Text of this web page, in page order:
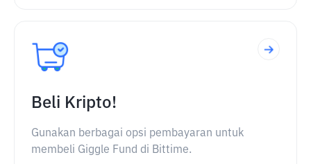
Beli Kripto!
Gunakan berbagai opsi pembayaran untuk
membeli Giggle Fund di Bittime.